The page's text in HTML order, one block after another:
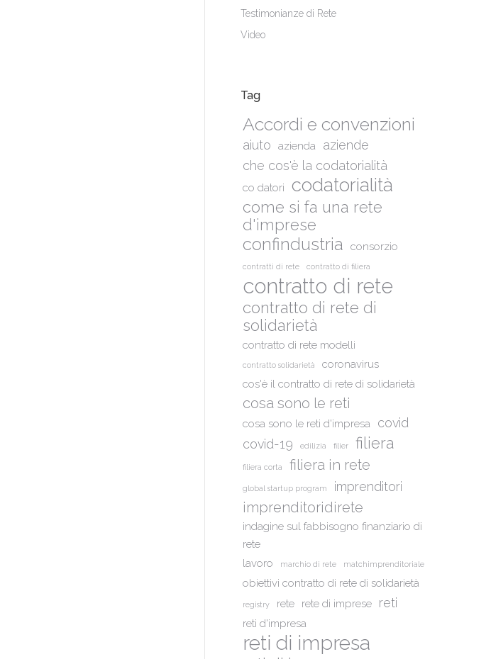
Testimonianze di Rete
Video
Tag
Accordi e convenzioni
aiuto azienda
aziende
che cos'è la codatorialità
co datori codatorialità
come si fa una rete
d'imprese
confindustria consorzio
contratti di rete contratto di filiera
contratto di rete
contratto di rete di
solidarietà
contratto di rete modelli
contratto solidarietà
coronavirus
cos'è il contratto di rete di solidarietà
cosa sono le reti
cosa sono le reti d'impresa
covid
covid-19
edilizia filier filiera
filiera corta filiera in rete
global startup program imprenditori
imprenditoridirete
indagine sul fabbisogno finanziario di
rete
lavoro
marchio di rete matchimprenditoriale
obiettivi contratto di rete di solidarietà
registry rete rete di imprese reti
reti d'impresa
reti di impresa